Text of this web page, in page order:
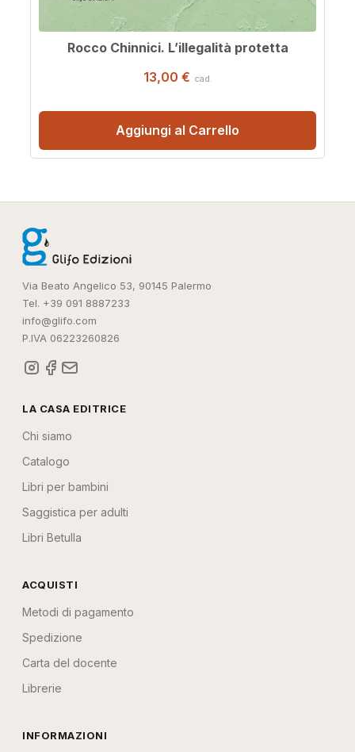
13,00 € cad.
Rocco Chinnici. L’illegalità protetta
Aggiungi al Carrello
Via Beato Angelico 53, 90145 Palermo
Tel. +39 091 8887233
info@glifo.com
P.IVA 06223260826
LA CASA EDITRICE
Chi siamo
Catalogo
Libri per bambini
Saggistica per adulti
Libri Betulla
ACQUISTI
Metodi di pagamento
Spedizione
Carta del docente
Librerie
INFORMAZIONI